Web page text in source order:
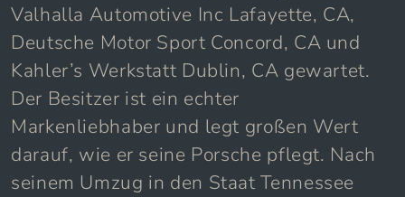
Valhalla Automotive Inc Lafayette, CA,
Deutsche Motor Sport Concord, CA und
Kahler’s Werkstatt Dublin, CA gewartet.
Der Besitzer ist ein echter
Markenliebhaber und legt großen Wert
darauf, wie er seine Porsche pflegt. Nach
seinem Umzug in den Staat Tennessee